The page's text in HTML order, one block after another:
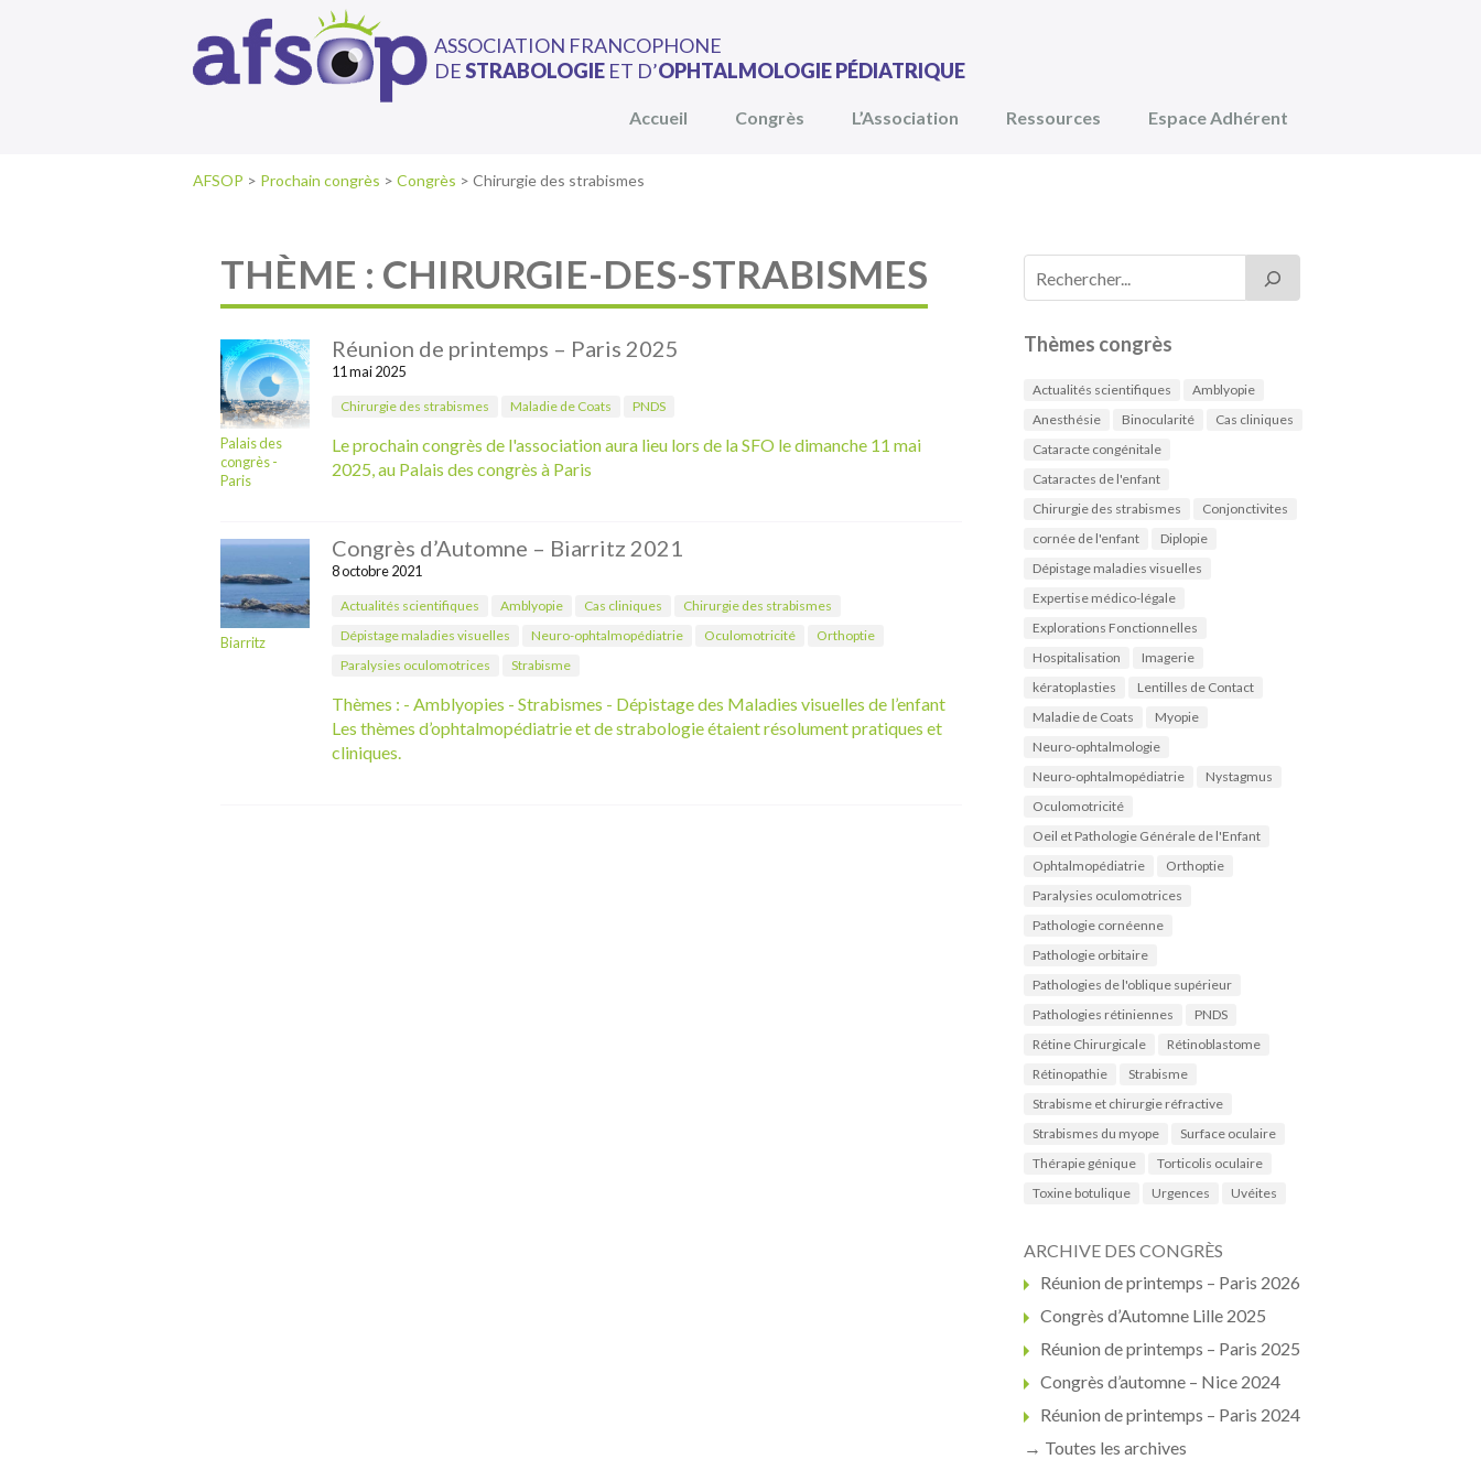
ASSOCIATION FRANCOPHONE
DESTRABOLOGIE ET D’OPHTALMOLOGIE PÉDIATRIQUE
Accueil Congrès L’Association Ressources Espace Adhérent
AFSOP > Prochain congrès > Congrès > Chirurgie des strabismes
THÈME : CHIRURGIE-DES-STRABISMES
Palais des
congrès -
Paris
Réunion de printemps – Paris 2025
11 mai 2025
Chirurgie des strabismes Maladie de Coats PNDS
Le prochain congrès de l'association aura lieu lors de la SFO le dimanche 11 mai
2025, au Palais des congrès à Paris
Biarritz
Congrès d’Automne – Biarritz 2021
8 octobre 2021
Actualités scientifiques Amblyopie Cas cliniques
Chirurgie des strabismes
Dépistage maladies visuelles
Neuro-ophtalmopédiatrie Oculomotricité
Orthoptie
Paralysies oculomotrices
Strabisme
Thèmes : - Amblyopies - Strabismes - Dépistage des Maladies visuelles de l’enfant
Les thèmes d’ophtalmopédiatrie et de strabologie étaient résolument pratiques et
cliniques.
Thèmes congrès
Actualités scientifiques
Amblyopie
Anesthésie
Binocularité
Cas cliniques
Cataracte congénitale
Cataractes de l'enfant
Chirurgie des strabismes
Conjonctivites
cornée de l'enfant
Diplopie
Dépistage maladies visuelles
Expertise médico-légale
Explorations Fonctionnelles
Hospitalisation
Imagerie
kératoplasties
Lentilles de Contact
Maladie de Coats
Myopie
Neuro-ophtalmologie
Neuro-ophtalmopédiatrie
Nystagmus
Oculomotricité
Oeil et Pathologie Générale de l'Enfant
Ophtalmopédiatrie
Orthoptie
Paralysies oculomotrices
Pathologie cornéenne
Pathologie orbitaire
Pathologies de l'oblique supérieur
Pathologies rétiniennes
PNDS
Rétine Chirurgicale
Rétinoblastome
Rétinopathie
Strabisme
Strabisme et chirurgie réfractive
Strabismes du myope
Surface oculaire
Thérapie génique
Torticolis oculaire
Toxine botulique
Urgences Uvéites
ARCHIVE DES CONGRÈS
Réunion de printemps – Paris 2026
Congrès d’Automne Lille 2025
Réunion de printemps – Paris 2025
Congrès d’automne – Nice 2024
Réunion de printemps – Paris 2024
→ Toutes les archives